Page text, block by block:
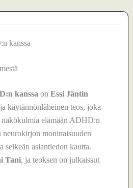
kanssa
kanssa on Essi Jäntin
käytännönläheinen teos, joka
näkökulmia elämään ADHD:n
neurokirjon moninaisuuden
selkeän asiantiedon kautta.
Tani, ja teoksen on julkaissut